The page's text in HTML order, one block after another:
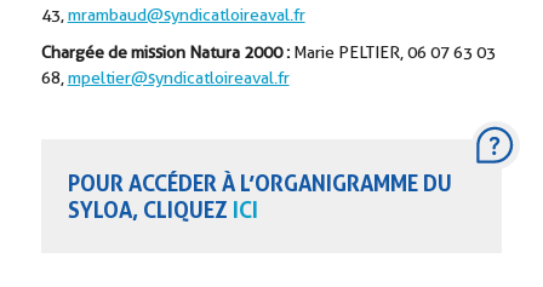
43, mrambaud@syndicatloireaval.fr
Chargée de mission Natura 2000 : Marie PELTIER, 06 07 63 03
68, mpeltier@syndicatloireaval.fr
POUR ACCÉDER À L’ORGANIGRAMME DU
SYLOA, CLIQUEZ ICI